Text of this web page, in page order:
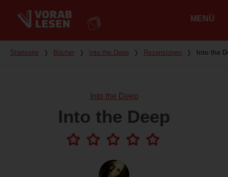
MENÜ
Du bist hier
Startseite ❭ Bücher ❭ Into the Deep ❭ Rezensionen ❭ Into the
Into the Deep
Into the Deep